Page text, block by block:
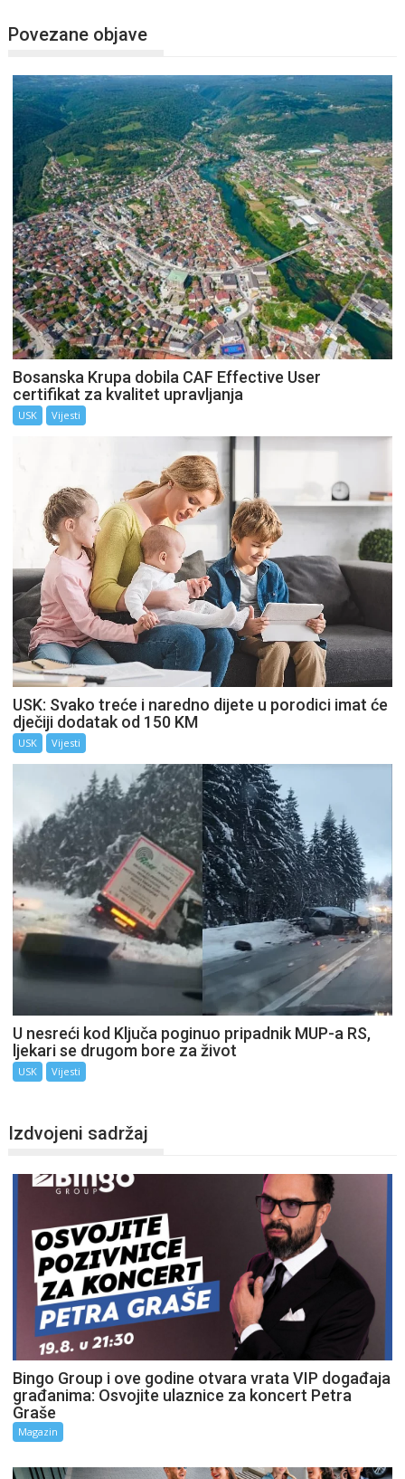
Povezane objave
Bosanska Krupa dobila CAF Effective User
certifikat za kvalitet upravljanja
USK Vijesti
USK: Svako treće i naredno dijete u porodici imat će
dječiji dodatak od 150 KM
USK Vijesti
U nesreći kod Ključa poginuo pripadnik MUP-a RS,
ljekari se drugom bore za život
USK Vijesti
Izdvojeni sadržaj
Bingo Group i ove godine otvara vrata VIP događaja
građanima: Osvojite ulaznice za koncert Petra
Graše
Magazin